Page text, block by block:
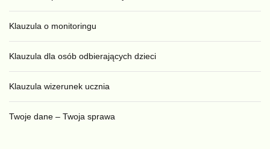
Klauzula o monitoringu
Klauzula dla osób odbierających dzieci
Klauzula wizerunek ucznia
Twoje dane – Twoja sprawa